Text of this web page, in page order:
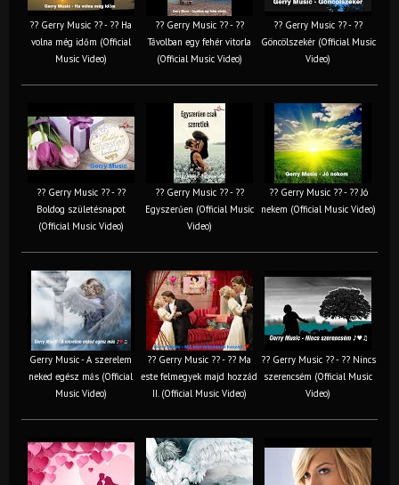
?? Gerry Music ?? - ?? Ha
volna még időm (Official
Music Video)
?? Gerry Music ?? - ??
Távolban egy fehér vitorla
(Official Music Video)
?? Gerry Music ?? - ??
Göncölszekér (Official Music
Video)
?? Gerry Music ?? - ??
Boldog születésnapot
(Official Music Video)
?? Gerry Music ?? - ??
Egyszerűen (Official Music
Video)
?? Gerry Music ?? - ?? Jó
nekem (Official Music Video)
Gerry Music - A szerelem
neked egész más (Official
Music Video)
?? Gerry Music ?? - ?? Ma
este felmegyek majd hozzád
II. (Official Music Video)
?? Gerry Music ?? - ?? Nincs
szerencsém (Official Music
Video)